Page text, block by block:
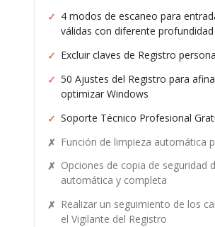
4 modos de escaneo para
válidas con diferente profundidad
Excluir claves de Registro
50 Ajustes del Registro para
optimizar Windows
Soporte Técnico Profesional
Función de limpieza automática
Opciones de copia de seguridad
automática y completa
Realizar un seguimiento de los
el Vigilante del Registro